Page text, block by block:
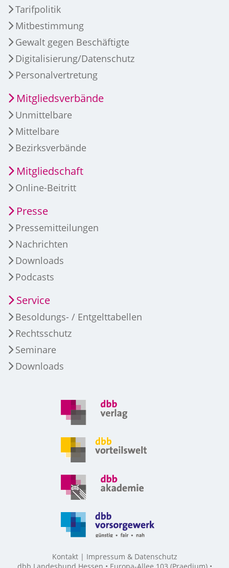
Tarifpolitik
Mitbestimmung
Gewalt gegen Beschäftigte
Digitalisierung/Datenschutz
Personalvertretung
Mitgliedsverbände
Unmittelbare
Mittelbare
Bezirksverbände
Mitgliedschaft
Online-Beitritt
Presse
Pressemitteilungen
Nachrichten
Downloads
Podcasts
Service
Besoldungs- / Entgelttabellen
Rechtsschutz
Seminare
Downloads
Kontakt
Impressum & Datenschutz